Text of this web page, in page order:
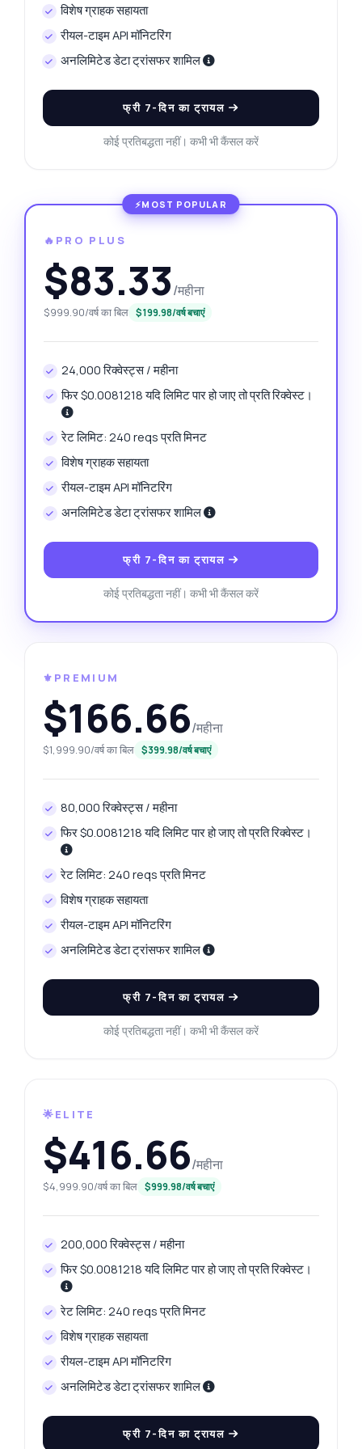
विशेष ग्राहक सहायता
रीयल-टाइम API मॉनिटरिंग
अनलिमिटेड डेटा ट्रांसफर शामिल
फ्री 7-दिन का ट्रायल
कोई प्रतिबद्धता नहीं। कभी भी कैंसल करें
🔥PRO PLUS
$83.33/महीना
$999.90/वर्ष का बिल $199.98/वर्ष बचाएं
24,000 रिक्वेस्ट्स / महीना
फिर $0.0081218 यदि लिमिट पार हो जाए तो प्रति रिक्वेस्ट।
रेट लिमिट: 240 reqs प्रति मिनट
विशेष ग्राहक सहायता
रीयल-टाइम API मॉनिटरिंग
अनलिमिटेड डेटा ट्रांसफर शामिल
फ्री 7-दिन का ट्रायल
कोई प्रतिबद्धता नहीं। कभी भी कैंसल करें
⚜️PREMIUM
$166.66/महीना
$1,999.90/वर्ष का बिल $399.98/वर्ष बचाएं
80,000 रिक्वेस्ट्स / महीना
फिर $0.0081218 यदि लिमिट पार हो जाए तो प्रति रिक्वेस्ट।
रेट लिमिट: 240 reqs प्रति मिनट
विशेष ग्राहक सहायता
रीयल-टाइम API मॉनिटरिंग
अनलिमिटेड डेटा ट्रांसफर शामिल
फ्री 7-दिन का ट्रायल
कोई प्रतिबद्धता नहीं। कभी भी कैंसल करें
🌟ELITE
$416.66/महीना
$4,999.90/वर्ष का बिल $999.98/वर्ष बचाएं
200,000 रिक्वेस्ट्स / महीना
फिर $0.0081218 यदि लिमिट पार हो जाए तो प्रति रिक्वेस्ट।
रेट लिमिट: 240 reqs प्रति मिनट
विशेष ग्राहक सहायता
रीयल-टाइम API मॉनिटरिंग
अनलिमिटेड डेटा ट्रांसफर शामिल
फ्री 7-दिन का ट्रायल